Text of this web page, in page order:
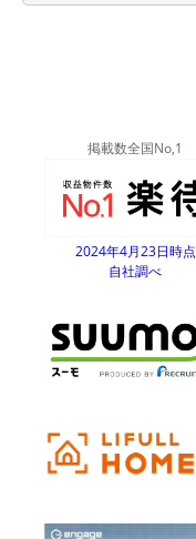
掲載数全国No,1
2024年4月23日時点
自社調べ